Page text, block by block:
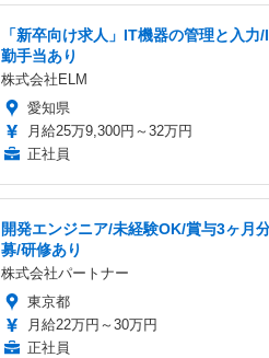
「新卒向け求人」IT機器の管理と入
勤手当あり
株式会社ELM
愛知県
月給25万9,300円～32万円
正社員
開発エンジニア/未経験OK/賞与3ヶ月
募/研修あり
株式会社パートナー
東京都
月給22万円～30万円
正社員